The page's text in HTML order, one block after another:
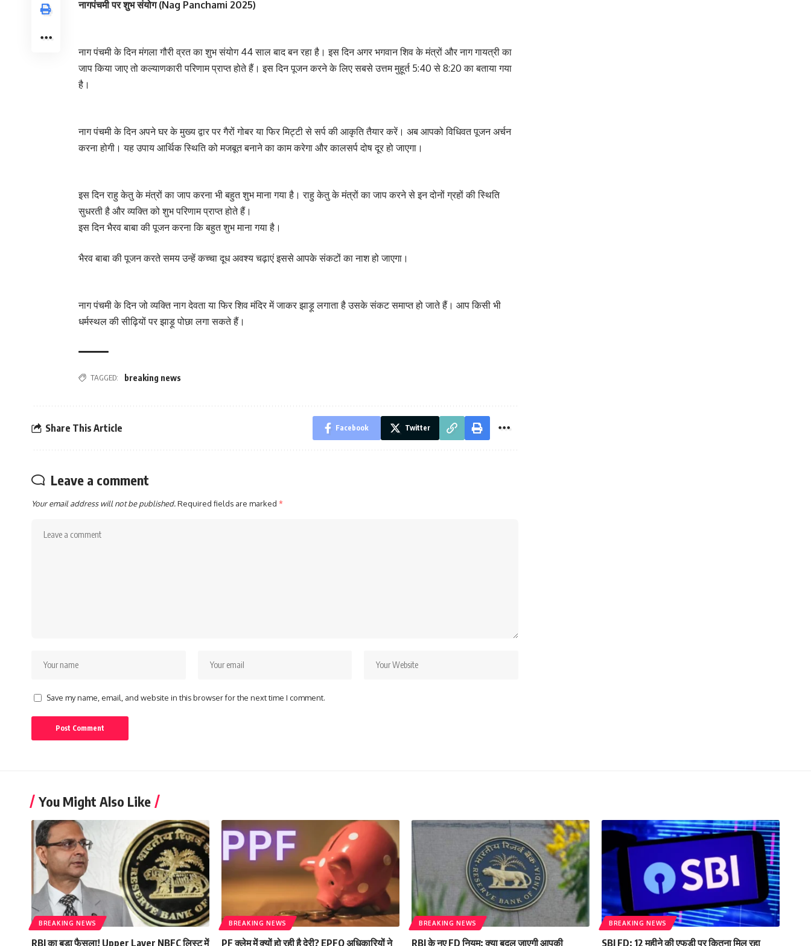
नागपंचमी पर शुभ संयोग (Nag Panchami 2025)
नाग पंचमी के दिन मंगला गौरी व्रत का शुभ संयोग 44 साल बाद बन रहा है। इस दिन अगर भगवान शिव के मंत्रों और नाग गायत्री का
जाप किया जाए तो कल्याणकारी परिणाम प्राप्त होते हैं। इस दिन पूजन करने के लिए सबसे उत्तम मुहूर्त 5:40 से 8:20 का बताया गया
है।
नाग पंचमी के दिन अपने घर के मुख्य द्वार पर गैरों गोबर या फिर मिट्टी से सर्प की आकृति तैयार करें। अब आपको विधिवत पूजन अर्चन
करना होगी। यह उपाय आर्थिक स्थिति को मजबूत बनाने का काम करेगा और कालसर्प दोष दूर हो जाएगा।
इस दिन राहु केतु के मंत्रों का जाप करना भी बहुत शुभ माना गया है। राहु केतु के मंत्रों का जाप करने से इन दोनों ग्रहों की स्थिति
सुधरती है और व्यक्ति को शुभ परिणाम प्राप्त होते हैं।
इस दिन भैरव बाबा की पूजन करना कि बहुत शुभ माना गया है।
भैरव बाबा की पूजन करते समय उन्हें कच्चा दूध अवश्य चढ़ाएं इससे आपके संकटों का नाश हो जाएगा।
नाग पंचमी के दिन जो व्यक्ति नाग देवता या फिर शिव मंदिर में जाकर झाड़ू लगाता है उसके संकट समाप्त हो जाते हैं। आप किसी भी
धर्मस्थल की सीढ़ियों पर झाड़ू पोछा लगा सकते हैं।
TAGGED: breaking news
Share This Article Facebook Twitter
Leave a comment
Your email address will not be published.Required fields are marked *
Save my name, email, and website in this browser for the next time I comment.
You Might Also Like
BREAKING NEWS
RBI का बड़ा फैसला! Upper Layer NBFC लिस्ट में
BREAKING NEWS
PF क्लेम में क्यों हो रही है देरी? EPFO अधिकारियों ने
BREAKING NEWS
RBI के नए FD नियम: क्या बदल जाएगी आपकी
BREAKING NEWS
SBI FD: 12 महीने की एफडी पर कितना मिल रहा